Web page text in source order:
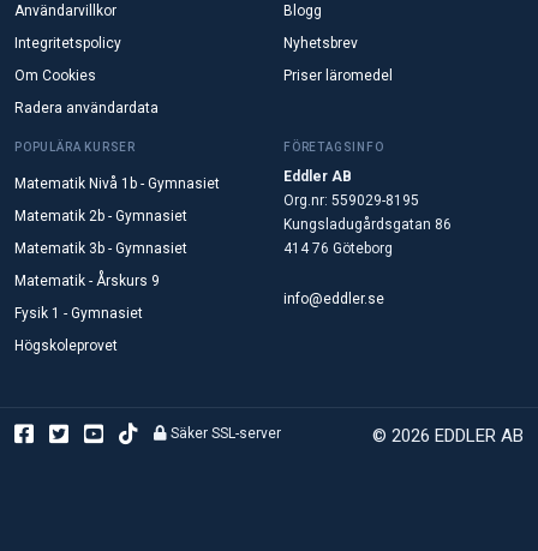
Användarvillkor
Integritetspolicy
Om Cookies
Radera användardata
Blogg
Nyhetsbrev
Priser läromedel
POPULÄRA KURSER
Matematik Nivå 1b - Gymnasiet
Matematik 2b - Gymnasiet
Matematik 3b - Gymnasiet
Matematik - Årskurs 9
Fysik 1 - Gymnasiet
Högskoleprovet
FÖRETAGSINFO
Eddler AB
Org.nr: 559029-8195
Kungsladugårdsgatan 86
414 76 Göteborg
info@eddler.se
© 2026 EDDLER AB
Säker SSL-server